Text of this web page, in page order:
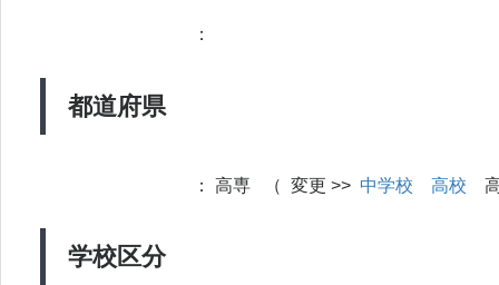
都道府県
：
学校区分
： 高専 （ 変更 >> 中学校 高校